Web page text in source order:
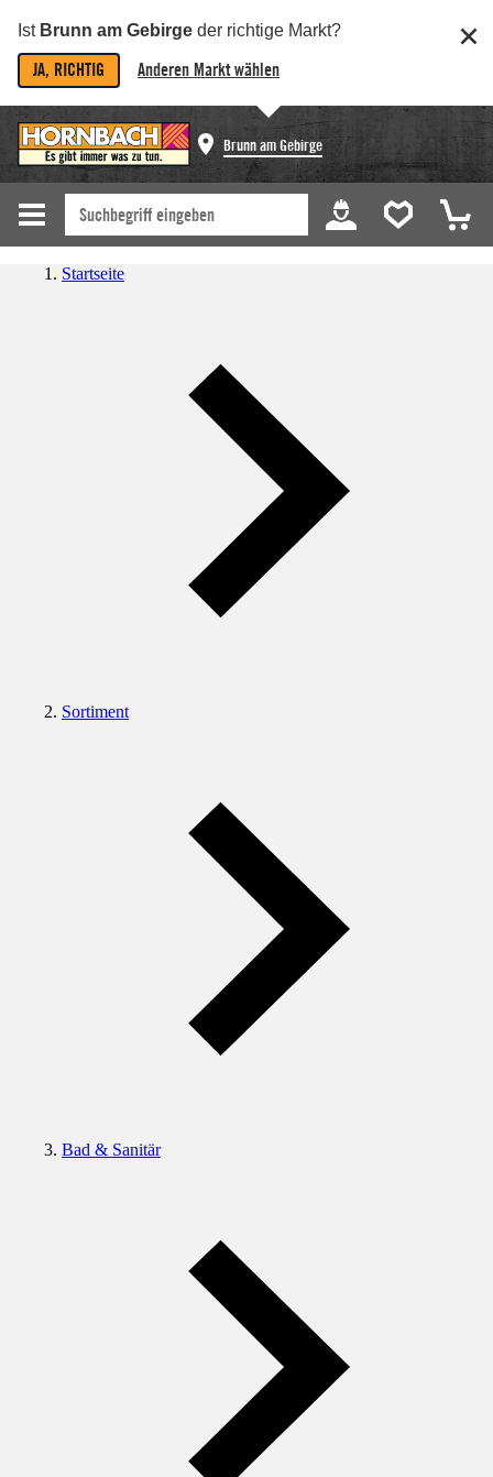
Ist Brunn am Gebirge der richtige Markt?
JA, RICHTIG Anderen Markt wählen
Brunn am Gebirge
Startseite
Sortiment
Bad & Sanitär